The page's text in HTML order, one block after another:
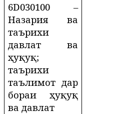
6D030100 –
Назария ва
таърихи
давлат ва
ҳуқуқ;
таърихи
таълимот дар
бораи ҳуқуқ
ва давлат